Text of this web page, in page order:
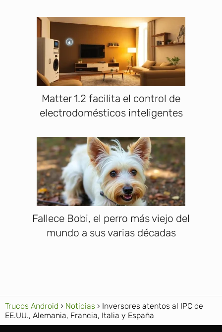
Matter 1.2 facilita el control de
electrodomésticos inteligentes
Fallece Bobi, el perro más viejo del
mundo a sus varias décadas
Trucos Android Noticias
Inversores atentos al IPC de
EE.UU., Alemania, Francia, Italia y España